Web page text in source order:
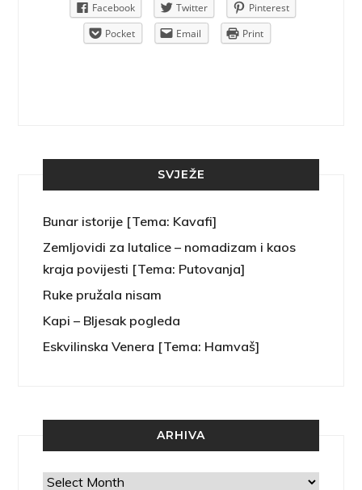
Facebook Twitter
Pinterest
Pocket
Email Print
SVJEŽE
Bunar istorije [Tema: Kavafi]
Zemljovidi za lutalice – nomadizam i kaos
kraja povijesti [Tema: Putovanja]
Ruke pružala nisam
Kapi – Bljesak pogleda
Eskvilinska Venera [Tema: Hamvaš]
ARHIVA
Arhiva